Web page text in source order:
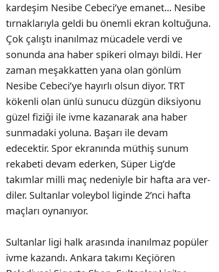
kardeşim Nesibe Cebeci’ye emanet... Nesibe
tırnakla­rıyla geldi bu önemli ekran koltuğuna.
Çok çalıştı inanılmaz mücadele verdi ve
sonunda ana haber spikeri olmayı bildi. Her
zaman meşakkatten yana olan gönlüm
Nesibe Cebeci’ye hayırlı olsun diyor. TRT
kökenli olan ünlü sunucu düzgün diksiyonu
güzel fiziği ile ivme kazanarak ana haber
sunmadaki yoluna. Başarı ile devam
edecektir. Spor ekranında müthiş sunum
rekabeti devam ederken, Süper Lig’de
takımlar milli maç nedeniyle bir hafta ara ver­
diler. Sultanlar voleybol liginde 2’nci hafta
maçları oynanıyor.
Sultanlar ligi halk arasında inanıl­maz popüler
ivme kazandı. Ankara takımı Keçiören